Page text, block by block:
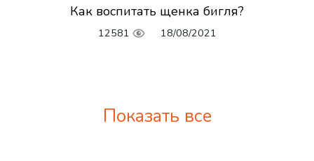
Как воспитать щенка бигля?
12581 18/08/2021
Показать все